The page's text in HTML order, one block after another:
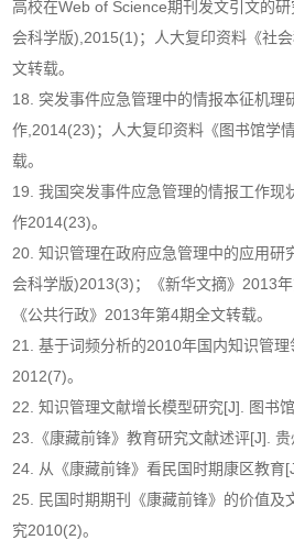
高校在Web of Science期刊发文引文的
会科学版),2015(1)；人大复印资料《社
文转载。
18. 突发事件应急管理中的情报本征机理
作,2014(23)；人大复印资料《图书馆学
载。
19. 我国突发事件应急管理的情报工作现
作2014(23)。
20. 知识管理在政府应急管理中的应用研
会科学版)2013(3)；《新华文摘》2013
《公共行政》2013年第4期全文转载。
21. 基于词频分析的2010年国内知识管
2012(7)。
22. 知识管理文献增长模型研究[J]. 图书
23.《康藏前锋》教育研究文献述评[J]. 贵
24. 从《康藏前锋》看民国时期康区教育
25. 民国时期期刊《康藏前锋》的价值及
究2010(2)。